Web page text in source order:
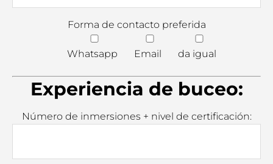
Forma de contacto preferida
Whatsapp Email da igual
Experiencia de buceo:
Número de inmersiones + nivel de certificación: